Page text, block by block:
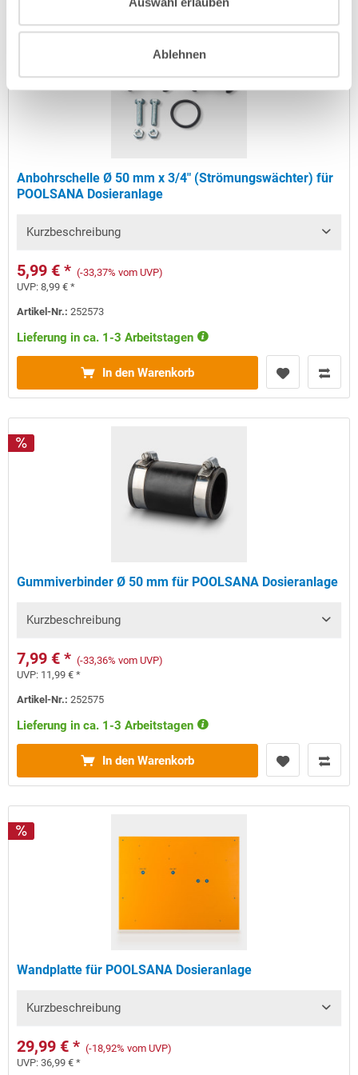
Ablehnen
Anbohrschelle Ø 50 mm x 3/4" (Strömungswächter) für
POOLSANA Dosieranlage
Kurzbeschreibung
5,99 € * (-33,37% vom UVP)
UVP:8,99 € *
Artikel-Nr.:252573
Lieferung in ca. 1-3 Arbeitstagen
In den Warenkorb
Gummiverbinder Ø 50 mm für POOLSANA Dosieranlage
Kurzbeschreibung
7,99 € * (-33,36% vom UVP)
UVP: 11,99 € *
Artikel-Nr.:252575
Lieferung in ca. 1-3 Arbeitstagen
In den Warenkorb
Wandplatte für POOLSANA Dosieranlage
Kurzbeschreibung
29,99 € * (-18,92% vom UVP)
UVP:36,99 € *